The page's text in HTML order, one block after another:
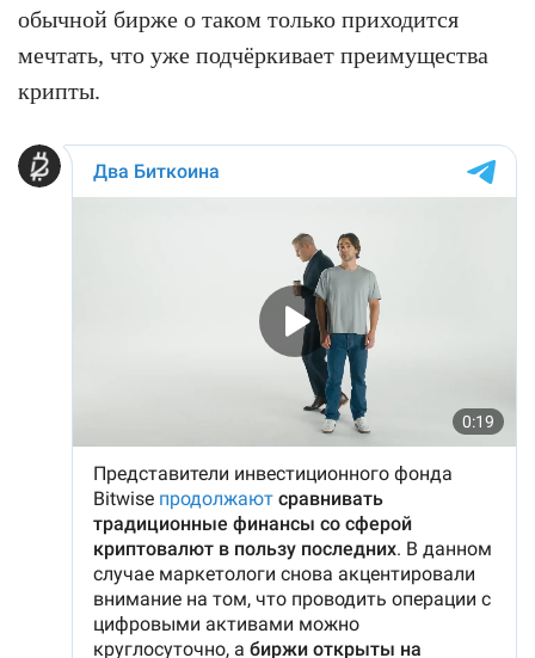
обычной бирже о таком только приходится
мечтать, что уже подчёркивает преимущества
крипты.